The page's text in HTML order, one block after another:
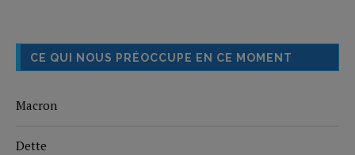
CE QUI NOUS PRÉOCCUPE EN CE MOMENT
Macron
Dette